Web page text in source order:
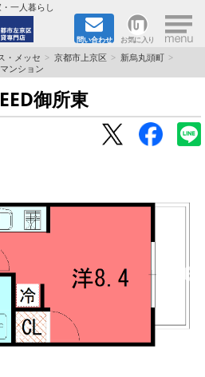
一人暮らし
問い合わせ お気に入り ×
？賃家？
・メッセ 京都市上京区
新烏丸頭町
ンション
御所東